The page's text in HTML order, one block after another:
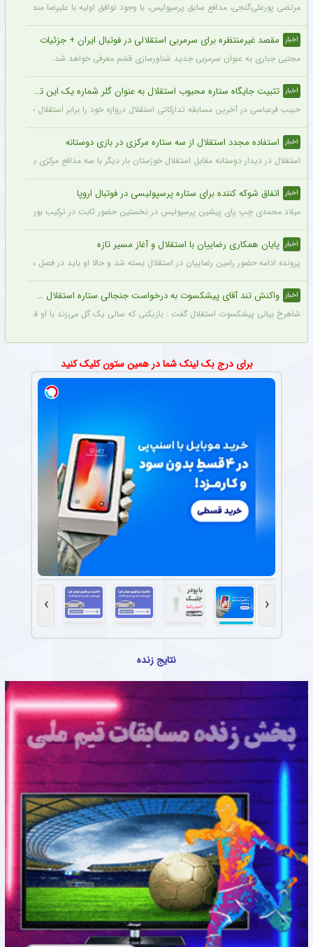
مرتضی پورعلی‌گنجی، مدافع سابق پرسپولیس، با وجود توافق اولیه با علیرضا منصوریان
اخبار مقصد غیرمنتظره برای سرمربی استقلالی در فوتبال ایران + جزئیات
مجتبی جباری به عنوان سرمربی جدید شناورسازی قشم معرفی خواهد شد.
اخبار تثبیت جایگاه ستاره محبوب استقلال به عنوان گلر شماره یک این تیم برای شروع لیگ
حبیب فرعباسی در آخرین مسابقه تدارکاتی استقلال دروازه خود را برابر استقلال
اخبار استفاده مجدد استقلال از سه ستاره مرکزی در بازی دوستانه
استقلال در دیدار دوستانه مقابل استقلال خوزستان بار دیگر با سه مدافع مرکزی به میدان رفت
اخبار اتفاق شوکه کننده برای ستاره پرسپولیسی در فوتبال اروپا
میلاد محمدی چپ‌ پای پیشین پرسپولیس در نخستین حضور ثابت در ترکیب بوراتس بانیا
اخبار پایان همکاری رضاییان با استقلال و آغاز مسیر تازه
پرونده ادامه حضور رامین رضاییان در استقلال بسته شد و حالا او باید در فصل منتهی
اخبار واکنش تند آقای پیشکسوت به درخواست جنجالی ستاره استقلال + جزئیات
شاهرخ بیانی پیشکسوت استقلال گفت : بازیکنی که سالی یک گل می‌زند با او قرارداد ۲۰۰ میلیاردی می‌بندند و این بازیکن «ناز» هم می‌کند که اگر فلان قدر ندهید قهر می‌کنم.
برای درج بک لینک شما در همین ستون کلیک کنید
‹
›
نتایج زنده